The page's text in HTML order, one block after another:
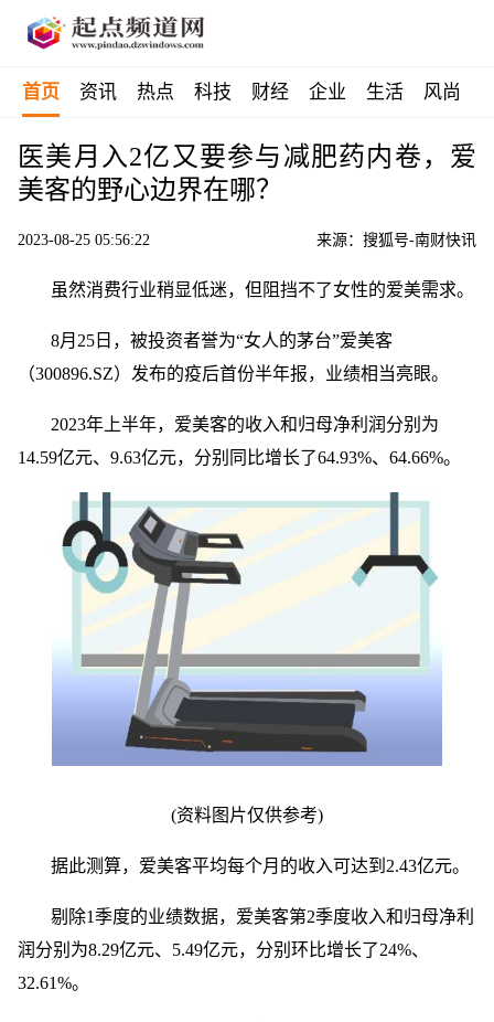
首页 资讯 热点 科技 财经 企业 生活 风尚
医美月入2亿又要参与减肥药内卷，爱
美客的野心边界在哪？
2023-08-25 05:56:22 来源：搜狐号-南财快讯
虽然消费行业稍显低迷，但阻挡不了女性的爱美需求。
8月25日，被投资者誉为“女人的茅台”爱美客
（300896.SZ）发布的疫后首份半年报，业绩相当亮眼。
2023年上半年，爱美客的收入和归母净利润分别为
14.59亿元、9.63亿元，分别同比增长了64.93%、64.66%。
(资料图片仅供参考)
据此测算，爱美客平均每个月的收入可达到2.43亿元。
剔除1季度的业绩数据，爱美客第2季度收入和归母净利
润分别为8.29亿元、5.49亿元，分别环比增长了24%、
32.61%。